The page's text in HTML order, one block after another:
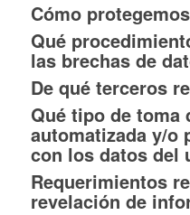
Cómo
Qué
las brechas de
De qué terceros
Qué tipo de toma
automatizada y/o
con los datos del
Requerimientos
revelación de